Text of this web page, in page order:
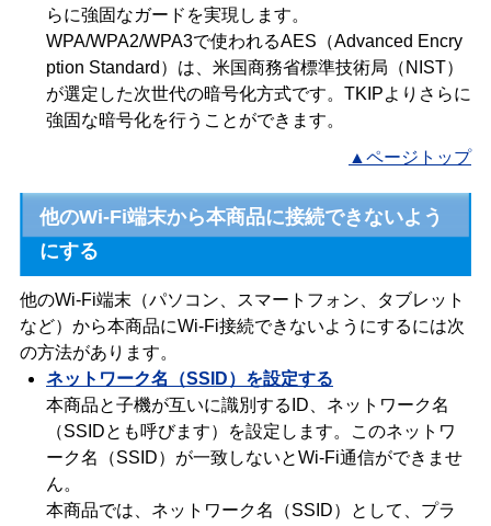
らに強固なガードを実現します。
WPA/WPA2/WPA3で使われるAES（Advanced Encry
ption Standard）は、米国商務省標準技術局（NIST）
が選定した次世代の暗号化方式です。TKIPよりさらに
強固な暗号化を行うことができます。
▲ページトップ
他のWi-Fi端末から本商品に接続できないよう
にする
他のWi-Fi端末（パソコン、スマートフォン、タブレット
など）から本商品にWi-Fi接続できないようにするには次
の方法があります。
ネットワーク名（SSID）を設定する
本商品と子機が互いに識別するID、ネットワーク名
（SSIDとも呼びます）を設定します。このネットワ
ーク名（SSID）が一致しないとWi-Fi通信ができませ
ん。
本商品では、ネットワーク名（SSID）として、プラ